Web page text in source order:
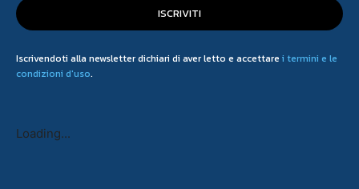
ISCRIVITI
Iscrivendoti alla newsletter dichiari di aver letto e accettare i termini e le
condizioni d'uso.
Loading...